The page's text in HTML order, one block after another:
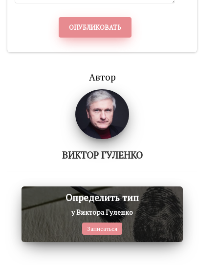
ОПУБЛИКОВАТЬ
Автор
ВИКТОР ГУЛЕНКО
Определить тип
у Виктора Гуленко
Записаться